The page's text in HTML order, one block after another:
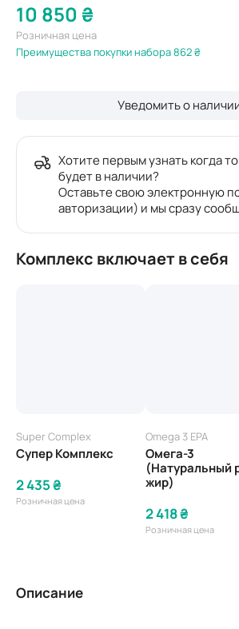
10 850 ₴
Розничная цена
Преимущества покупки набора 862 ₴
Уведомить о
Хотите первым узнать когда
будет в наличии?
Оставьте свою электронную
авторизации) и мы сразу
Комплекс включает в себя
Super Complex
Супер Комплекс
2 435 ₴
Розничная цена
Omega 3 EPA
Омега-3
(Натуральный
жир)
2 418 ₴
Розничная цена
Описание